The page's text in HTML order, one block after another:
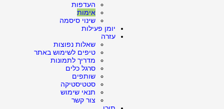
העדפות
אימות
שינוי סיסמה
יומן פעילות
עזרה
שאלות נפוצות
טיפים לשימוש באתר
מדריך לתמונות
סרגל כלים
שותפים
סטטיסטיקה
תנאי שימוש
צור קשר